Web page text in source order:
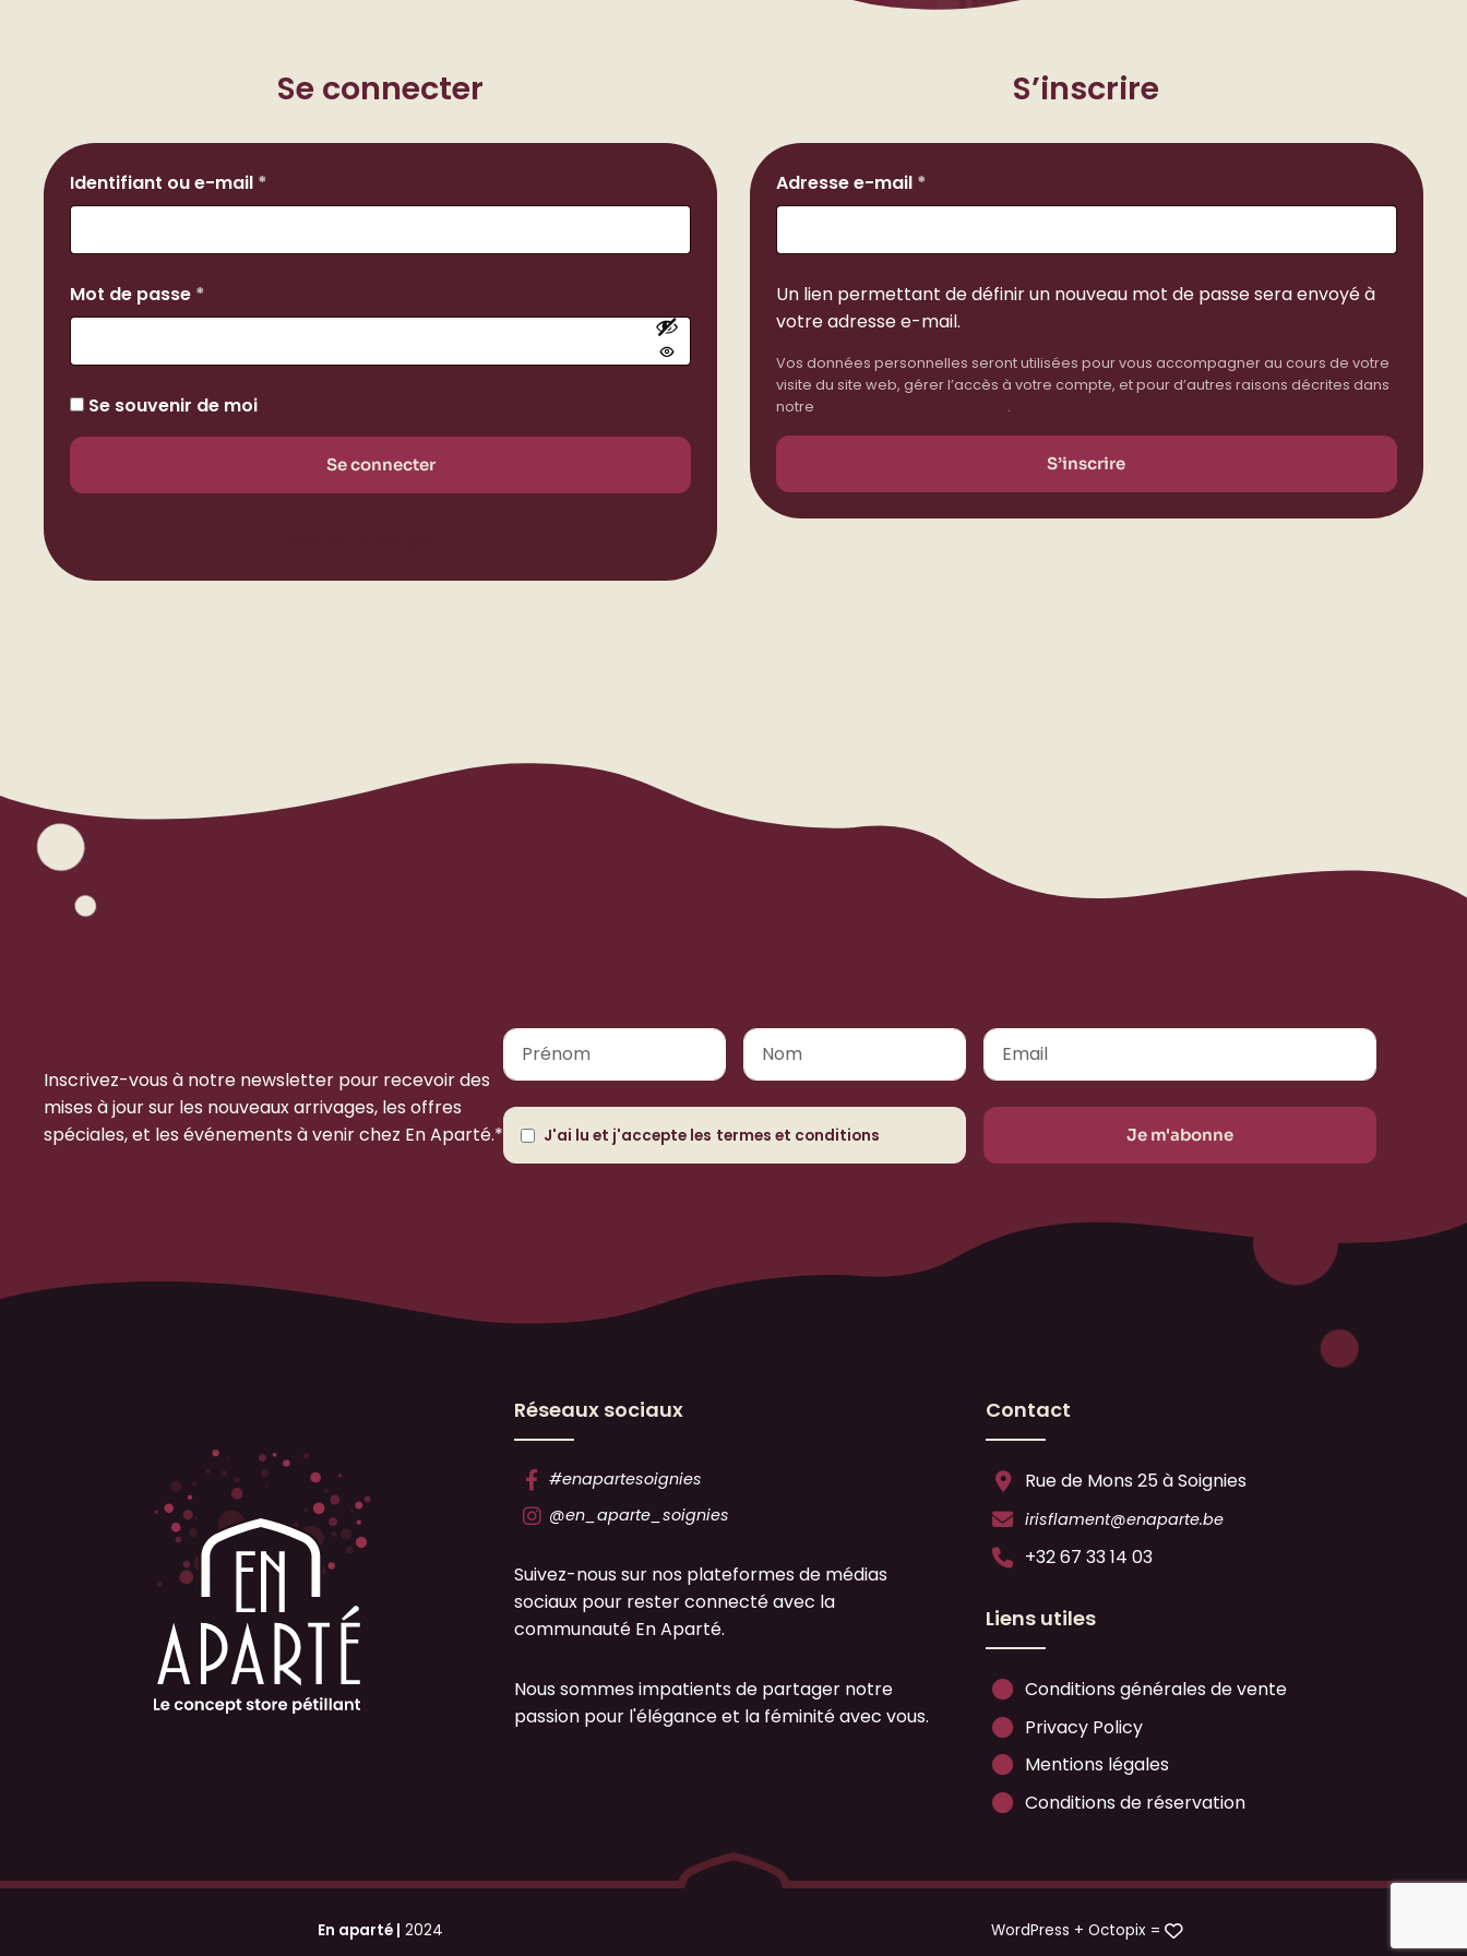
Se connecter
Identifiant ou e-mail *
Mot de passe *
Se souvenir de moi
Se connecter
S’inscrire
Adresse e-mail *
Un lien permettant de définir un nouveau mot de passe sera envoyé à
votre adresse e-mail.
Vos données personnelles seront utilisées pour vous accompagner au cours de votre
visite du site web, gérer l’accès à votre compte, et pour d’autres raisons décrites dans
notre
.
S’inscrire
Inscrivez-vous à notre newsletter pour recevoir des
mises à jour sur les nouveaux arrivages, les offres
spéciales, et les événements à venir chez En Aparté.*
J'ai lu et j'accepte les termes et conditions
Réseaux sociaux
#enapartesoignies
@en_aparte_soignies
Suivez-nous sur nos plateformes de médias
sociaux pour rester connecté avec la
communauté En Aparté.
Nous sommes impatients de partager notre
passion pour l'élégance et la féminité avec vous.
Contact
Rue de Mons 25 à Soignies
irisflament@enaparte.be
+32 67 33 14 03
Liens utiles
Conditions générales de vente
Privacy Policy
Mentions légales
Conditions de réservation
En aparté | 2024 WordPress + Octopix =